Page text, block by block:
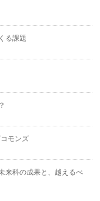
る課題
モンズ
来科の成果と、越えるべ